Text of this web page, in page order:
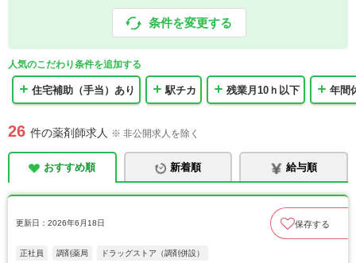
条件を変更する
人気のこだわり条件を追加する
住宅補助（手当）あり 駅チカ 残業月10ｈ以下 年間
26 件の薬剤師求人 ※ 非公開求人を除く
おすすめ順 新着順 給与順
更新日：2026年6月18日 保存する
正社員 調剤薬局 ドラッグストア（調剤併設）